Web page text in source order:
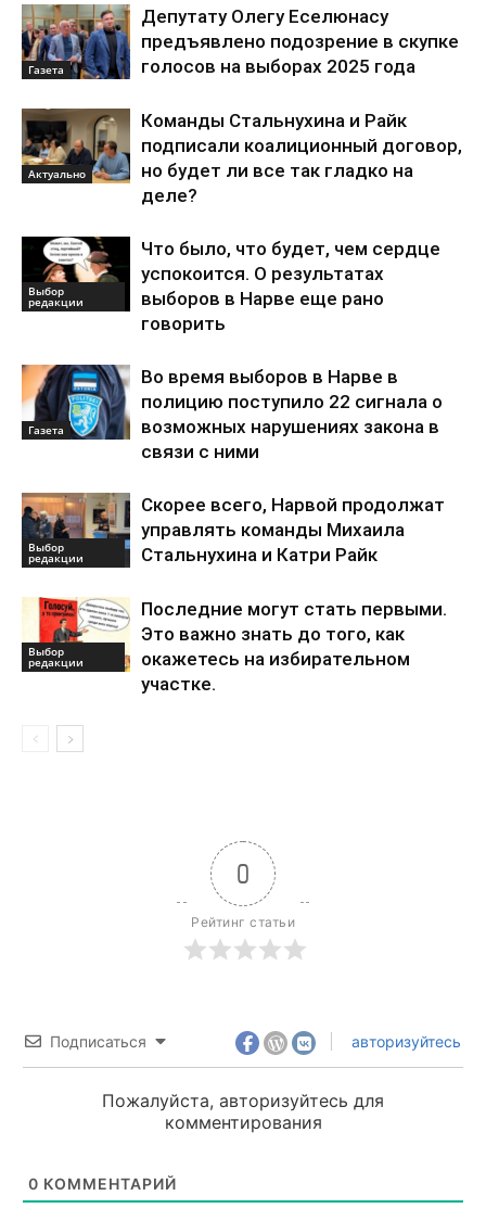
Газета
Депутату Олегу Еселюнасу
предъявлено подозрение в скупке
голосов на выборах 2025 года
Актуально
Команды Стальнухина и Райк
подписали коалиционный договор,
но будет ли все так гладко на
деле?
Выбор
редакции
Что было, что будет, чем сердце
успокоится. О результатах
выборов в Нарве еще рано
говорить
Газета
Во время выборов в Нарве в
полицию поступило 22 сигнала о
возможных нарушениях закона в
связи с ними
Выбор
редакции
Скорее всего, Нарвой продолжат
управлять команды Михаила
Стальнухина и Катри Райк
Выбор
редакции
Последние могут стать первыми.
Это важно знать до того, как
окажетесь на избирательном
участке.
0
Рейтинг статьи
Подписаться авторизуйтесь
Пожалуйста, авторизуйтесь для
комментирования
0 КОММЕНТАРИЙ